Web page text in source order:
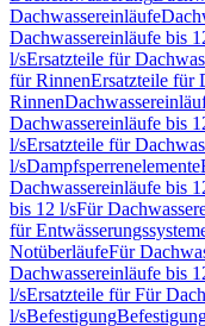
Dachwassereinläufe
Dachwassereinläufe bis
l/sErsatzteile für
für RinnenErsatzteile für
Rinnen
Dachwassereinläufe bis
l/sErsatzteile für
l/sDampfsperrenelemente
Dachwassereinläufe bis
bis 12 l/sFür
für
NotüberläufeFür
Dachwassereinläufe bis
l/sErsatzteile für Für
l/sBefestigung